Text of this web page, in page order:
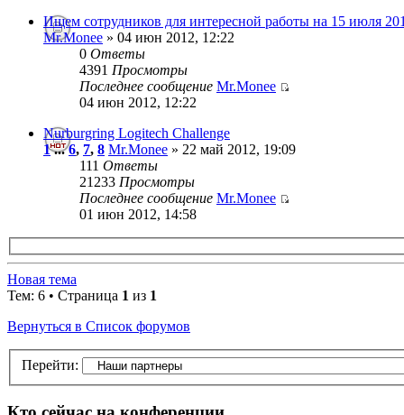
Ищем сотрудников для интересной работы на 15 июля
Mr.Monee » 04 июн 2012, 12:22
0 Ответы
4391 Просмотры
Последнее сообщение Mr.Monee
04 июн 2012, 12:22
Nurburgring Logitech Challenge
1...6, 7, 8 Mr.Monee » 22 май 2012, 19:09
111 Ответы
21233 Просмотры
Последнее сообщение Mr.Monee
01 июн 2012, 14:58
Новая тема
Тем: 6 • Страница 1 из 1
Вернуться в Список форумов
Перейти: